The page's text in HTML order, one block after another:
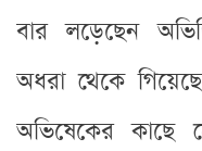
বার লড়েছেন
অধরা থেকে
অভিষেকের কাছে